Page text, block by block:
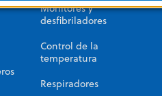
Monitores y
desfibriladores
Control de la
temperatura
Respiradores